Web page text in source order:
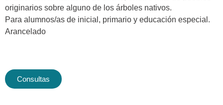
originarios sobre alguno de los árboles nativos.
Para alumnos/as de inicial, primario y educación especial.
Arancelado
Consultas